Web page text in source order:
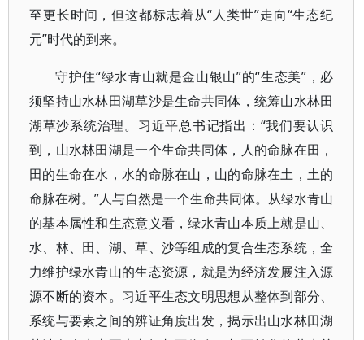
至更长时间，但这都标志着从“人类世”走向“生态纪
元”时代的到来。
守护住“绿水青山就是金山银山”的“生态美”，必
须坚持山水林田湖草沙是生命共同体，统筹山水林田
湖草沙系统治理。习近平总书记指出：“我们要认识
到，山水林田湖是一个生命共同体，人的命脉在田，
田的生命在水，水的命脉在山，山的命脉在土，土的
命脉在树。”人与自然是一个生命共同体。从绿水青山
的基本属性和生态意义看，绿水青山本质上就是山、
水、林、田、湖、草、沙等组成的复合生态系统，全
力维护绿水青山的生态资源，就是为经济发展注入源
源不断的资本。习近平生态文明思想从整体到部分、
系统与要素之间的辨证角度出发，揭示出山水林田湖